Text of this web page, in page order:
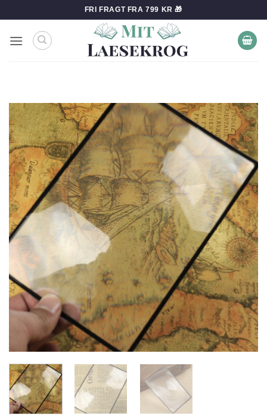
til
indhold
FRI FRAGT FRA 799 KR 🎁